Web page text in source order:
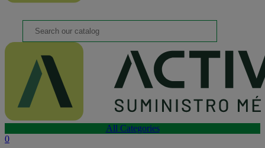
All Categories
0